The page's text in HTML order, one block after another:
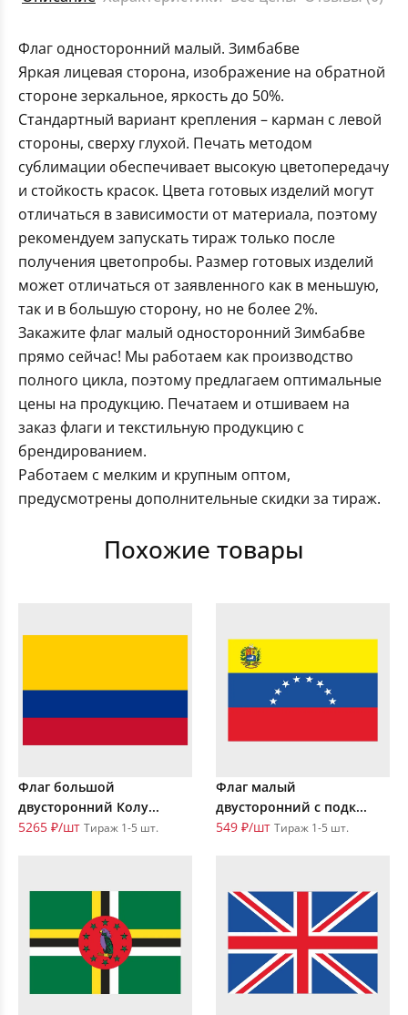
Флаг односторонний малый. Зимбабве
Яркая лицевая сторона, изображение на обратной
стороне зеркальное, яркость до 50%.
Стандартный вариант крепления – карман с левой
стороны, сверху глухой. Печать методом
сублимации обеспечивает высокую цветопередачу
и стойкость красок. Цвета готовых изделий могут
отличаться в зависимости от материала, поэтому
рекомендуем запускать тираж только после
получения цветопробы. Размер готовых изделий
может отличаться от заявленного как в меньшую,
так и в большую сторону, но не более 2%.
Закажите флаг малый односторонний Зимбабве
прямо сейчас! Мы работаем как производство
полного цикла, поэтому предлагаем оптимальные
цены на продукцию. Печатаем и отшиваем на
заказ флаги и текстильную продукцию с
брендированием.
Работаем с мелким и крупным оптом,
предусмотрены дополнительные скидки за тираж.
Похожие товары
Флаг большой
двусторонний Колу...
5265 ₽/шт Тираж 1-5 шт.
Флаг малый
двусторонний с подк...
549 ₽/шт Тираж 1-5 шт.